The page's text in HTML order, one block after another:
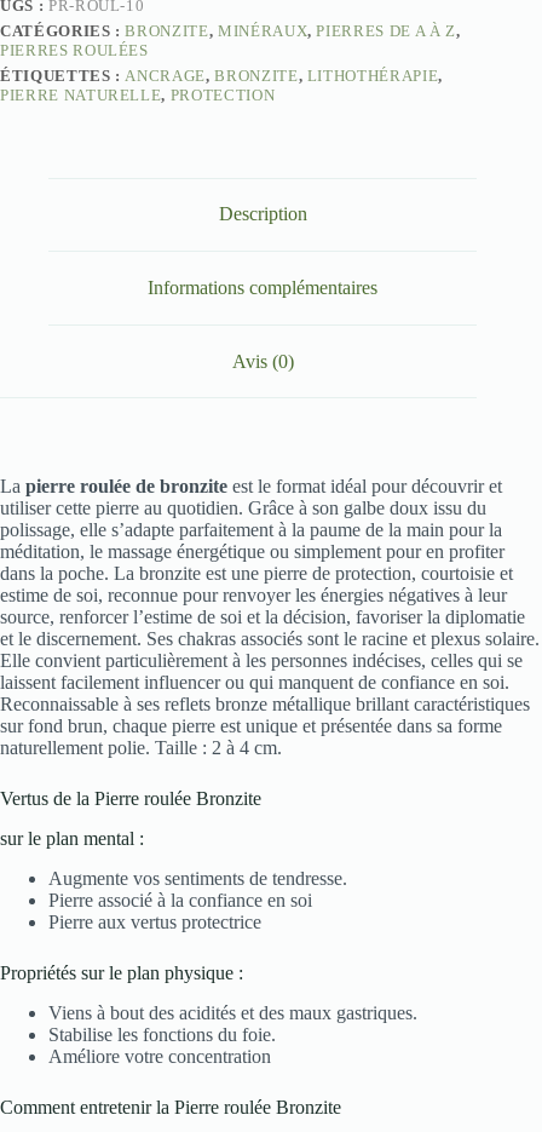
UGS : PR-ROUL-10
CATÉGORIES :BRONZITE, MINÉRAUX,PIERRES DE A À Z,
PIERRES ROULÉES
ÉTIQUETTES : ANCRAGE,BRONZITE, LITHOTHÉRAPIE,
PIERRE NATURELLE, PROTECTION
Description
Informations complémentaires
Avis (0)
La pierre roulée de bronzite est le format idéal pour découvrir et
utiliser cette pierre au quotidien. Grâce à son galbe doux issu du
polissage, elle s’adapte parfaitement à la paume de la main pour la
méditation, le massage énergétique ou simplement pour en profiter
dans la poche. La bronzite est une pierre de protection, courtoisie et
estime de soi, reconnue pour renvoyer les énergies négatives à leur
source, renforcer l’estime de soi et la décision, favoriser la diplomatie
et le discernement. Ses chakras associés sont le racine et plexus solaire.
Elle convient particulièrement à les personnes indécises, celles qui se
laissent facilement influencer ou qui manquent de confiance en soi.
Reconnaissable à ses reflets bronze métallique brillant caractéristiques
sur fond brun, chaque pierre est unique et présentée dans sa forme
naturellement polie. Taille : 2 à 4 cm.
Vertus de la Pierre roulée Bronzite
sur le plan mental :
Augmente vos sentiments de tendresse.
Pierre associé à la confiance en soi
Pierre aux vertus protectrice
Propriétés sur le plan physique :
Viens à bout des acidités et des maux gastriques.
Stabilise les fonctions du foie.
Améliore votre concentration
Comment entretenir la Pierre roulée Bronzite